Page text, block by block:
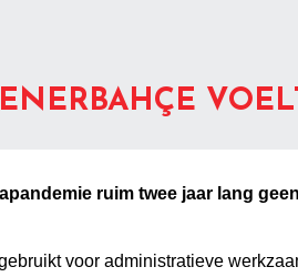
ruim twee jaar lang
voor administratieve